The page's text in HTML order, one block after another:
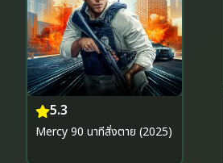
5.3
Mercy 90 นาทีสั่งตาย (2025)